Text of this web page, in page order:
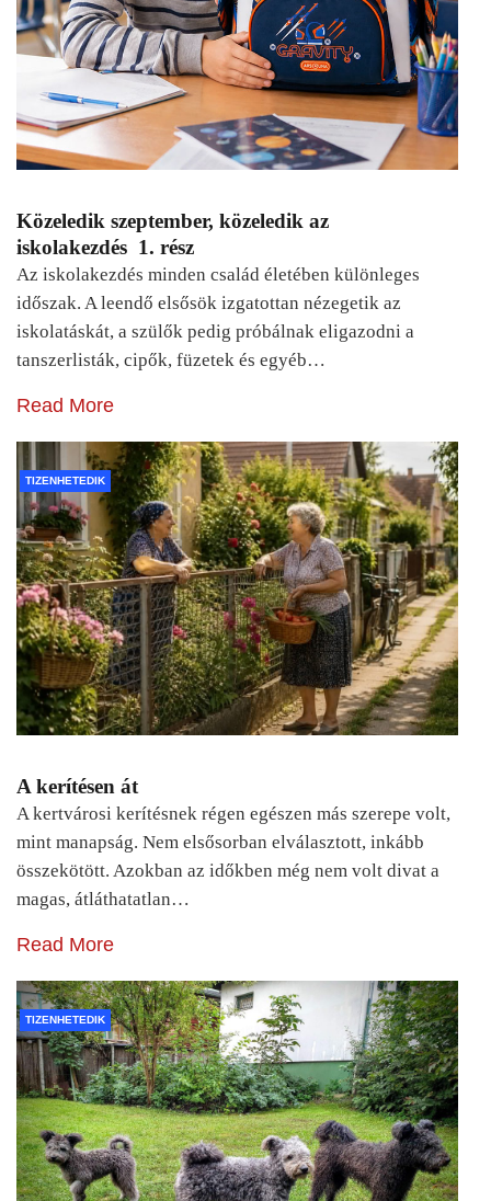
Közeledik szeptember, közeledik az
iskolakezdés 1. rész
Az iskolakezdés minden család életében különleges
időszak. A leendő elsősök izgatottan nézegetik az
iskolatáskát, a szülők pedig próbálnak eligazodni a
tanszerlisták, cipők, füzetek és egyéb…
Read More
TIZENHETEDIK
A kerítésen át
A kertvárosi kerítésnek régen egészen más szerepe volt,
mint manapság. Nem elsősorban elválasztott, inkább
összekötött. Azokban az időkben még nem volt divat a
magas, átláthatatlan…
Read More
TIZENHETEDIK